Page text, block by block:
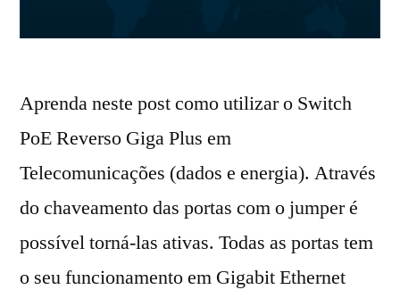
Aprenda neste post como utilizar o Switch
PoE Reverso Giga Plus em
Telecomunicações (dados e energia). Através
do chaveamento das portas com o jumper é
possível torná-las ativas. Todas as portas tem
o seu funcionamento em Gigabit Ethernet